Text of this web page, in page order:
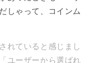
しゃって、コインム
れていると感じまし
ユーザーから選ばれ